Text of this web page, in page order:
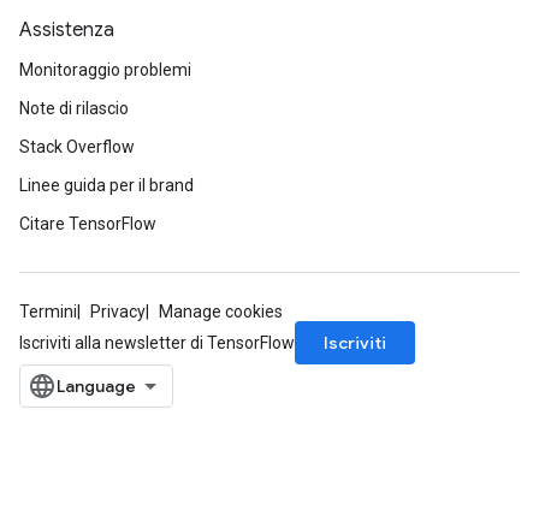
Assistenza
Monitoraggio problemi
Note di rilascio
Stack Overflow
Linee guida per il brand
Citare TensorFlow
Termini Privacy
Manage cookies
Iscriviti alla newsletter di TensorFlow
Iscriviti